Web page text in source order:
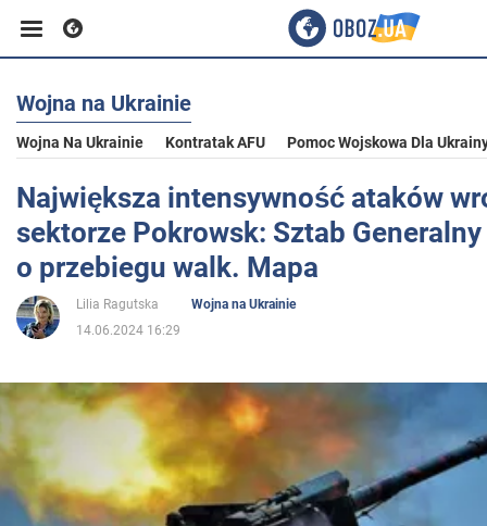
Biznes
Sport
Rozrywka
Życie
Polityka
Społeczeństwo
Wojna na Ukrainie
Wojna Na Ukrainie Kontratak AFU Pomoc Wojskowa Dla
Największa intensywność ataków
sektorze Pokrowsk: Sztab Generalny
o przebiegu walk. Mapa
Lilia Ragutska
Wojna na Ukrainie
14.06.2024 16:29